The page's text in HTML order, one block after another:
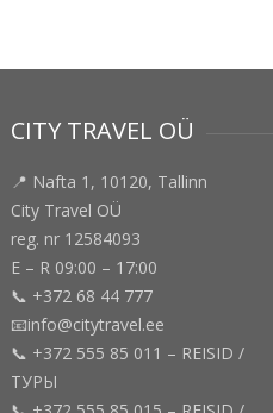
CITY TRAVEL OÜ
📍 Nafta 1, 10120, Tallinn
City Travel OÜ
reg. nr 12584093
E – R 09:00 – 17:00
📞 +372 68 44 777
📧info@citytravel.ee
📞 +372 555 85 011 – REISID /
ТУРЫ